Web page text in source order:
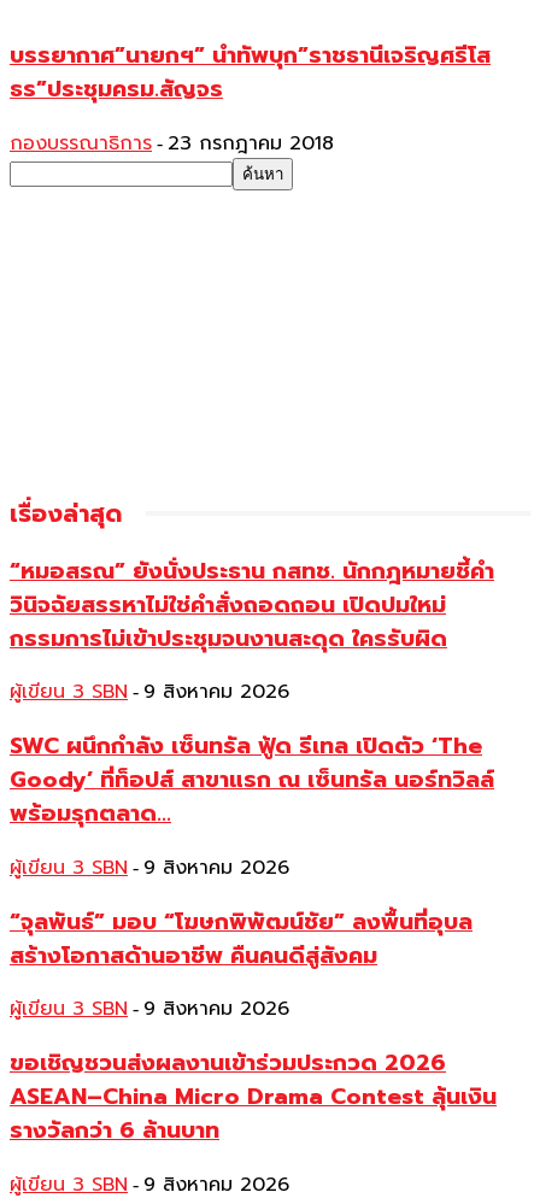
บรรยากาศ”นายกฯ” นำทัพบุก”ราชธานีเจริญศรีโส
ธร”ประชุมครม.สัญจร
กองบรรณาธิการ - 23 กรกฎาคม 2018
เรื่องล่าสุด
“หมอสรณ” ยังนั่งประธาน กสทช. นักกฎหมายชี้คำ
วินิจฉัยสรรหาไม่ใช่คำสั่งถอดถอน เปิดปมใหม่
กรรมการไม่เข้าประชุมจนงานสะดุด ใครรับผิด
ผู้เขียน 3 SBN - 9 สิงหาคม 2026
SWC ผนึกกำลัง เซ็นทรัล ฟู้ด รีเทล เปิดตัว ‘The
Goody’ ที่ท็อปส์ สาขาแรก ณ เซ็นทรัล นอร์ทวิลล์
พร้อมรุกตลาด...
ผู้เขียน 3 SBN - 9 สิงหาคม 2026
“จุลพันธ์” มอบ “โฆษกพิพัฒน์ชัย” ลงพื้นที่อุบล
สร้างโอกาสด้านอาชีพ คืนคนดีสู่สังคม
ผู้เขียน 3 SBN - 9 สิงหาคม 2026
ขอเชิญชวนส่งผลงานเข้าร่วมประกวด 2026
ASEAN–China Micro Drama Contest ลุ้นเงิน
รางวัลกว่า 6 ล้านบาท
ผู้เขียน 3 SBN - 9 สิงหาคม 2026